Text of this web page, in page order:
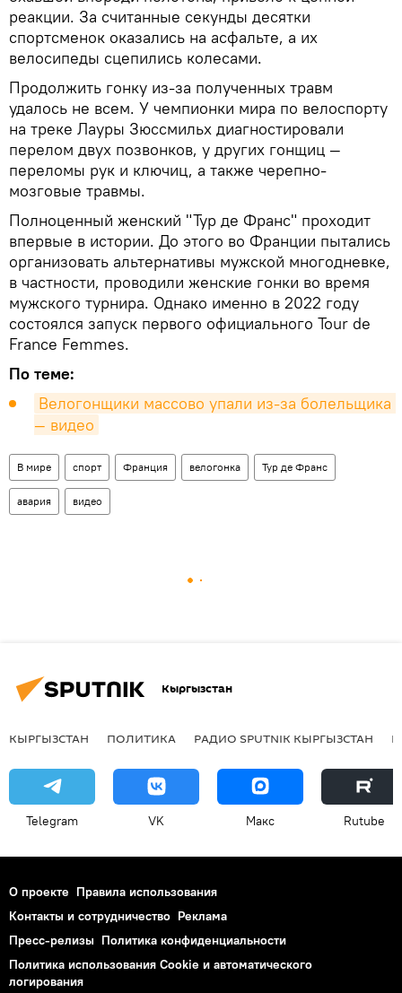
реакции. За считанные секунды десятки
спортсменок оказались на асфальте, а их
велосипеды сцепились колесами.
Продолжить гонку из-за полученных травм
удалось не всем. У чемпионки мира по велоспорту
на треке Лауры Зюссмильх диагностировали
перелом двух позвонков, у других гонщиц —
переломы рук и ключиц, а также черепно-
мозговые травмы.
Полноценный женский "Тур де Франс" проходит
впервые в истории. До этого во Франции пытались
организовать альтернативы мужской многодневке,
в частности, проводили женские гонки во время
мужского турнира. Однако именно в 2022 году
состоялся запуск первого официального Tour de
France Femmes.
По теме:
Велогонщики массово упали из-за болельщика
— видео
В мире спорт Франция велогонка Тур де Франс
авария видео
Кыргызстан
КЫРГЫЗСТАН ПОЛИТИКА РАДИО SPUTNIK КЫРГЫЗСТАН
Telegram VK Макс Rutube
О проекте Правила использования
Контакты и сотрудничество Реклама
Пресс-релизы Политика конфиденциальности
Политика использования Cookie и автоматического
логирования